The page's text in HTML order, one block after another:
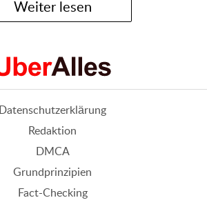
Weiter lesen
Datenschutzerklärung
Redaktion
DMCA
Grundprinzipien
Fact-Checking